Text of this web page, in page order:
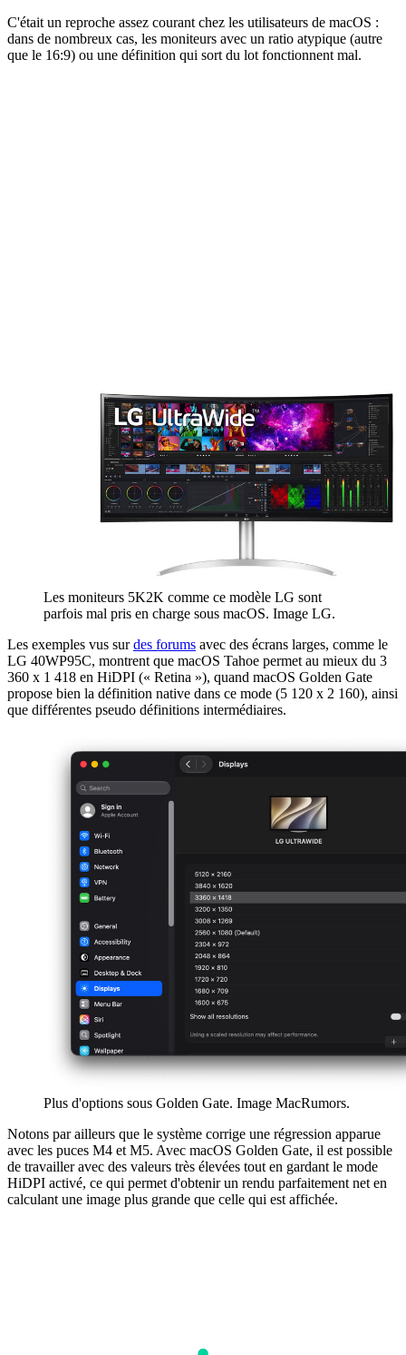
C'était un reproche assez courant chez les utilisateurs de macOS :
dans de nombreux cas, les moniteurs avec un ratio atypique (autre
que le 16:9) ou une définition qui sort du lot fonctionnent mal.
Les moniteurs 5K2K comme ce modèle LG sont
parfois mal pris en charge sous macOS. Image LG.
Les exemples vus surdes forums avec des écrans larges, comme le
LG 40WP95C, montrent que macOS Tahoe permet au mieux du 3
360 x 1 418 en HiDPI (« Retina »), quand macOS Golden Gate
propose bien la définition native dans ce mode (5 120 x 2 160), ainsi
que différentes pseudo définitions intermédiaires.
Plus d'options sous Golden Gate. Image MacRumors.
Notons par ailleurs que le système corrige une régression apparue
avec les puces M4 et M5. Avec macOS Golden Gate, il est possible
de travailler avec des valeurs très élevées tout en gardant le mode
HiDPI activé, ce qui permet d'obtenir un rendu parfaitement net en
calculant une image plus grande que celle qui est affichée.